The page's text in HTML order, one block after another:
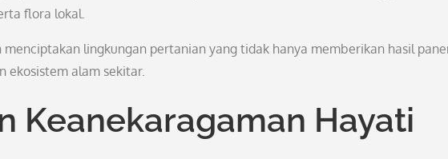
flora lokal.
menciptakan lingkungan pertanian yang tidak hanya memberikan hasil
ekosistem alam sekitar.
Keanekaragaman Hayati